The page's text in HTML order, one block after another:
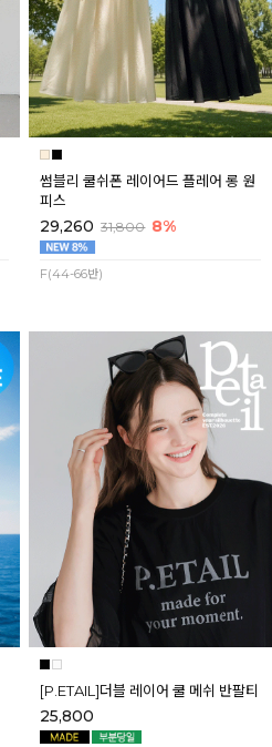
썸블리 쿨쉬폰 레이어드 플레어 롱 원
피스
29,260 31,800 8%
F(44-66반)
[P.ETAIL]더블 레이어 쿨 메쉬 반팔티
25,800